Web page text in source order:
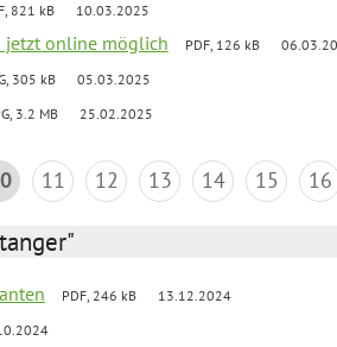
821 kB 10.03.2025
jetzt online möglich PDF, 126 kB
305 kB 05.03.2025
3.2 MB 25.02.2025
11 12 13 14 15 16
PDF, 246 kB 13.12.2024